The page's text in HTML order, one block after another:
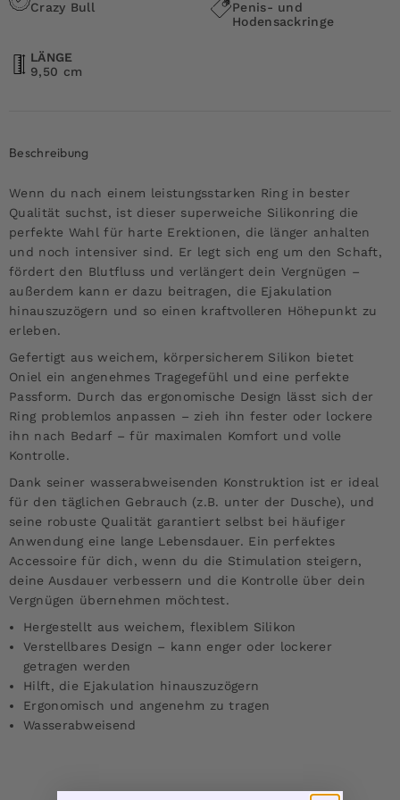
Crazy Bull
Penis- und
Hodensackringe
LÄNGE
9,50 cm
Beschreibung
Wenn du nach einem leistungsstarken Ring in bester
Qualität suchst, ist dieser superweiche Silikonring die
perfekte Wahl für harte Erektionen, die länger anhalten
und noch intensiver sind. Er legt sich eng um den Schaft,
fördert den Blutfluss und verlängert dein Vergnügen –
außerdem kann er dazu beitragen, die Ejakulation
hinauszuzögern und so einen kraftvolleren Höhepunkt zu
erleben.
Gefertigt aus weichem, körpersicherem Silikon bietet
Oniel ein angenehmes Tragegefühl und eine perfekte
Passform. Durch das ergonomische Design lässt sich der
Ring problemlos anpassen – zieh ihn fester oder lockere
ihn nach Bedarf – für maximalen Komfort und volle
Kontrolle.
Dank seiner wasserabweisenden Konstruktion ist er ideal
für den täglichen Gebrauch (z.B. unter der Dusche), und
seine robuste Qualität garantiert selbst bei häufiger
Anwendung eine lange Lebensdauer. Ein perfektes
Accessoire für dich, wenn du die Stimulation steigern,
deine Ausdauer verbessern und die Kontrolle über dein
Vergnügen übernehmen möchtest.
Hergestellt aus weichem, flexiblem Silikon
Verstellbares Design – kann enger oder lockerer
getragen werden
Hilft, die Ejakulation hinauszuzögern
Ergonomisch und angenehm zu tragen
Wasserabweisend